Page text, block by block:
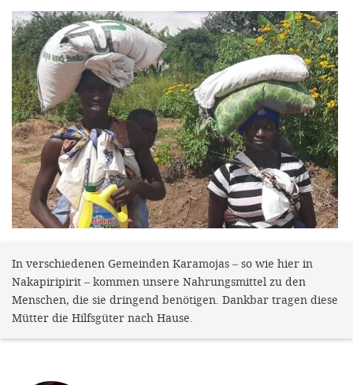
In verschiedenen Gemeinden Karamojas – so wie hier in
Nakapiripirit – kommen unsere Nahrungsmittel zu den
Menschen, die sie dringend benötigen. Dankbar tragen diese
Mütter die Hilfsgüter nach Hause.
efficient,
the best
gain new
for our
accept
cookies
optional
can
in the
'Cookie